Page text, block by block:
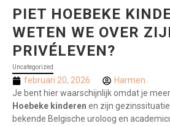
PIET HOEBEKE
WETEN WE OVER
PRIVÉLEVEN?
Uncategorized
februari 20, 2026
Harmen
Je bent hier waarschijnlijk omdat je
Hoebeke kinderen en zijn
bekende Belgische uroloog en